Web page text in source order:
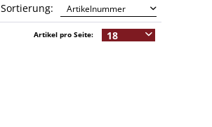
Sortierung:
Artikel pro Seite: